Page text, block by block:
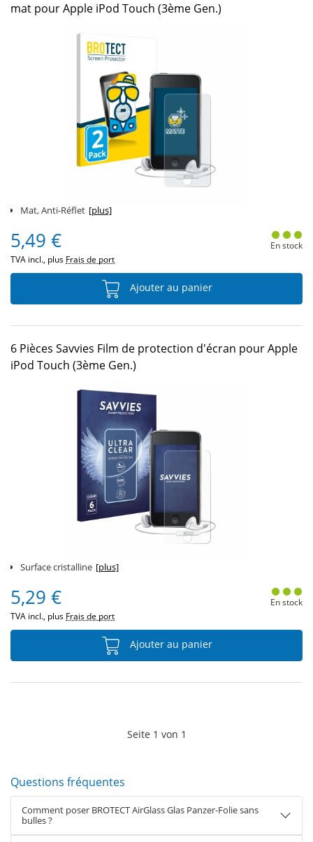
mat pour Apple iPod Touch (3ème Gen.)
Mat, Anti-Réflet [plus]
5,49 €
TVA incl., plus Frais de port
En stock
Ajouter au panier
6 Pièces Savvies Film de protection d'écran pour Apple
iPod Touch (3ème Gen.)
Surface cristalline [plus]
5,29 €
TVA incl., plus Frais de port
En stock
Ajouter au panier
Seite 1 von 1
Questions fréquentes
Comment poser BROTECT AirGlass Glas Panzer-Folie sans
bulles ?